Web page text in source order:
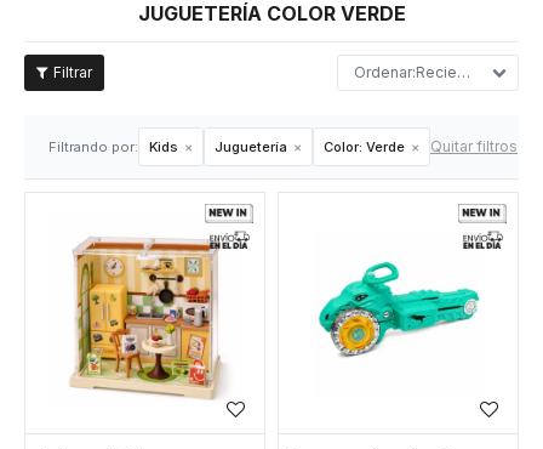
JUGUETERÍA COLOR VERDE
Recientes
Filtrando por: Kids Juguetería Color: Verde Quitar filtros